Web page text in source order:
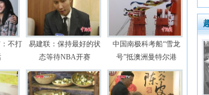
不打
易建联：保持最好的状
态等待NBA开赛
中国南极科考船“雪龙
号”抵澳洲曼特尔港